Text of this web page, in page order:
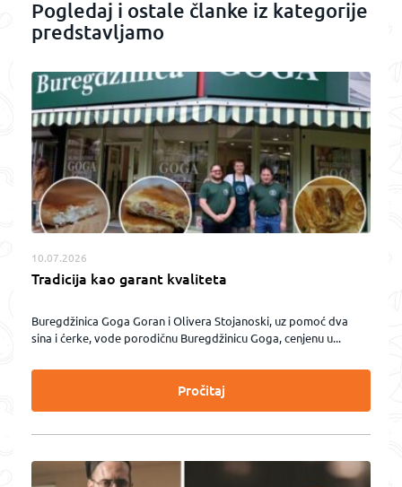
Pogledaj i ostale članke iz kategorije
predstavljamo
10.07.2026
Tradicija kao garant kvaliteta
Buregdžinica Goga Goran i Olivera Stojanoski, uz pomoć dva
sina i ćerke, vode porodičnu Buregdžinicu Goga, cenjenu u...
Pročitaj